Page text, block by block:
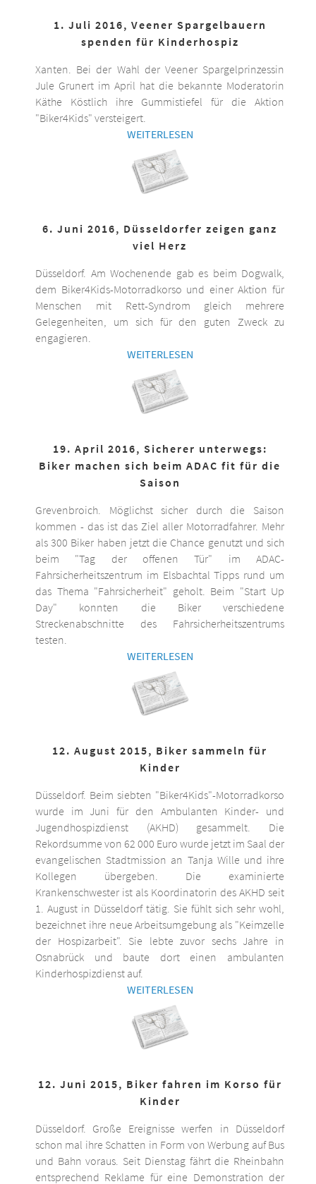
1. Juli 2016, Veener Spargelbauern
spenden für Kinderhospiz
Xanten. Bei der Wahl der Veener Spargelprinzessin
Jule Grunert im April hat die bekannte Moderatorin
Käthe Köstlich ihre Gummistiefel für die Aktion
"Biker4Kids" versteigert.
WEITERLESEN
6. Juni 2016, Düsseldorfer zeigen ganz
viel Herz
Düsseldorf. Am Wochenende gab es beim Dogwalk,
dem Biker4Kids-Motorradkorso und einer Aktion für
Menschen mit Rett-Syndrom gleich mehrere
Gelegenheiten, um sich für den guten Zweck zu
engagieren.
WEITERLESEN
19. April 2016, Sicherer unterwegs:
Biker machen sich beim ADAC fit für die
Saison
Grevenbroich. Möglichst sicher durch die Saison
kommen - das ist das Ziel aller Motorradfahrer. Mehr
als 300 Biker haben jetzt die Chance genutzt und sich
beim "Tag der offenen Tür" im ADAC-
Fahrsicherheitszentrum im Elsbachtal Tipps rund um
das Thema "Fahrsicherheit" geholt. Beim "Start Up
Day" konnten die Biker verschiedene
Streckenabschnitte des Fahrsicherheitszentrums
testen.
WEITERLESEN
12. August 2015, Biker sammeln für
Kinder
Düsseldorf. Beim siebten "Biker4Kids"-Motorradkorso
wurde im Juni für den Ambulanten Kinder- und
Jugendhospizdienst (AKHD) gesammelt. Die
Rekordsumme von 62 000 Euro wurde jetzt im Saal der
evangelischen Stadtmission an Tanja Wille und ihre
Kollegen übergeben. Die examinierte
Krankenschwester ist als Koordinatorin des AKHD seit
1. August in Düsseldorf tätig. Sie fühlt sich sehr wohl,
bezeichnet ihre neue Arbeitsumgebung als "Keimzelle
der Hospizarbeit". Sie lebte zuvor sechs Jahre in
Osnabrück und baute dort einen ambulanten
Kinderhospizdienst auf.
WEITERLESEN
12. Juni 2015, Biker fahren im Korso für
Kinder
Düsseldorf. Große Ereignisse werfen in Düsseldorf
schon mal ihre Schatten in Form von Werbung auf Bus
und Bahn voraus. Seit Dienstag fährt die Rheinbahn
entsprechend Reklame für eine Demonstration der